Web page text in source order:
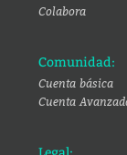
Colabora
Comunidad:
Cuenta básica
Cuenta